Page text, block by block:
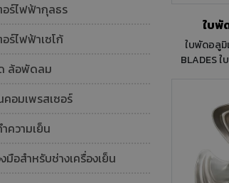
อร์ไฟฟ้ากุลธร
ร์ไฟฟ้าเซโก้
ล้อพัดลม
คอมเพรสเซอร์
ความเย็น
มือสำหรับช่างเครื่องเย็น
ใบพั
ใบพัดอลูมิเนียม 4
BLADES ใบพัดสำหรับพัดลมเครื่องปรับ